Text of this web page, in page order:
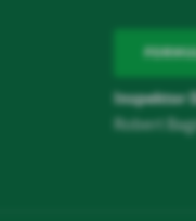
Inspektor
Robert